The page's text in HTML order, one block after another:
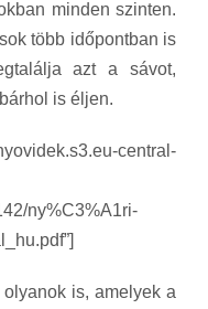
minden szinten.
több időpontban is
azt a sávot,
is éljen.
central-
ny%C3%A1ri-
is, amelyek a